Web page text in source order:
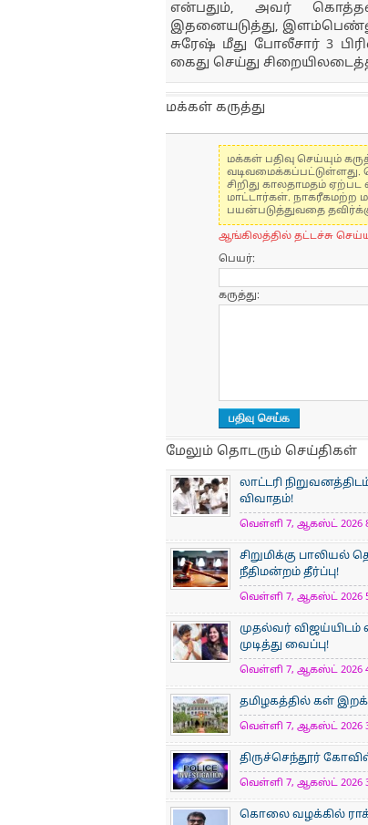
என்பதும், அவர்
இதனையடுத்து,
சுரேஷ் மீது போலீசார் 3
கைது செய்து
மக்கள் கருத்து
மக்கள் பதிவு செய்யும்
வடிவமைக்கப்பட்டுள்ளது.
சிறிது காலதாமதம்
மாட்டார்கள். நாகரீகமற்ற
பயன்படுத்துவதை
ஆங்கிலத்தில் தட்டச்சு செய்ய
பெயர்:
கருத்து:
மேலும் தொடரும் செய்திகள்
லாட்டரி
விவாதம்!
வெள்ளி 7, ஆகஸ்ட் 2026
சிறுமிக்கு
நீதிமன்றம் தீர்ப்பு!
வெள்ளி 7, ஆகஸ்ட் 2026
முதல்வர் விஜய்யிடம்
முடித்து வைப்பு!
வெள்ளி 7, ஆகஸ்ட் 2026
தமிழகத்தில் கள்
வெள்ளி 7, ஆகஸ்ட் 2026
திருச்செந்தூர்
வெள்ளி 7, ஆகஸ்ட் 2026
கொலை வழக்கில்